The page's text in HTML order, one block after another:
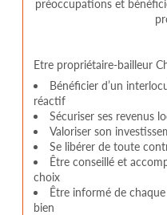
préoccupations et
Etre propriétaire-bailleur
Bénéficier d’un
réactif
Sécuriser ses revenus
Valoriser son
Se libérer de toute
Être conseillé et
choix
Être informé de
bien